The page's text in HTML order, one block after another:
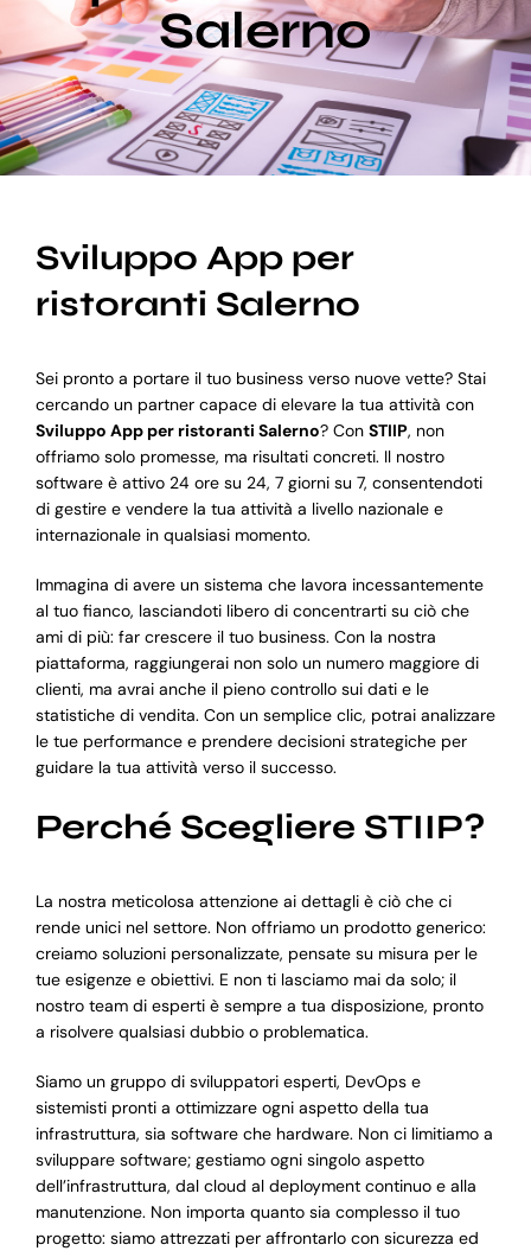
Blog
Supporto
Salerno
Sviluppo App per
ristoranti Salerno
Sei pronto a portare il tuo business verso nuove vette? Stai
cercando un partner capace di elevare la tua attività con
Sviluppo App per ristoranti Salerno? Con STIIP, non
offriamo solo promesse, ma risultati concreti. Il nostro
software è attivo 24 ore su 24, 7 giorni su 7, consentendoti
di gestire e vendere la tua attività a livello nazionale e
internazionale in qualsiasi momento.
Immagina di avere un sistema che lavora incessantemente
al tuo fianco, lasciandoti libero di concentrarti su ciò che
ami di più: far crescere il tuo business. Con la nostra
piattaforma, raggiungerai non solo un numero maggiore di
clienti, ma avrai anche il pieno controllo sui dati e le
statistiche di vendita. Con un semplice clic, potrai analizzare
le tue performance e prendere decisioni strategiche per
guidare la tua attività verso il successo.
Perché Scegliere STIIP?
La nostra meticolosa attenzione ai dettagli è ciò che ci
rende unici nel settore. Non offriamo un prodotto generico:
creiamo soluzioni personalizzate, pensate su misura per le
tue esigenze e obiettivi. E non ti lasciamo mai da solo; il
nostro team di esperti è sempre a tua disposizione, pronto
a risolvere qualsiasi dubbio o problematica.
Siamo un gruppo di sviluppatori esperti, DevOps e
sistemisti pronti a ottimizzare ogni aspetto della tua
infrastruttura, sia software che hardware. Non ci limitiamo a
sviluppare software; gestiamo ogni singolo aspetto
dell’infrastruttura, dal cloud al deployment continuo e alla
manutenzione. Non importa quanto sia complesso il tuo
progetto: siamo attrezzati per affrontarlo con sicurezza ed